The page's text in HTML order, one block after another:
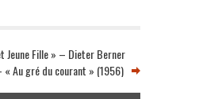
Jeune Fille » – Dieter Berner
« Au gré du courant » (1956)